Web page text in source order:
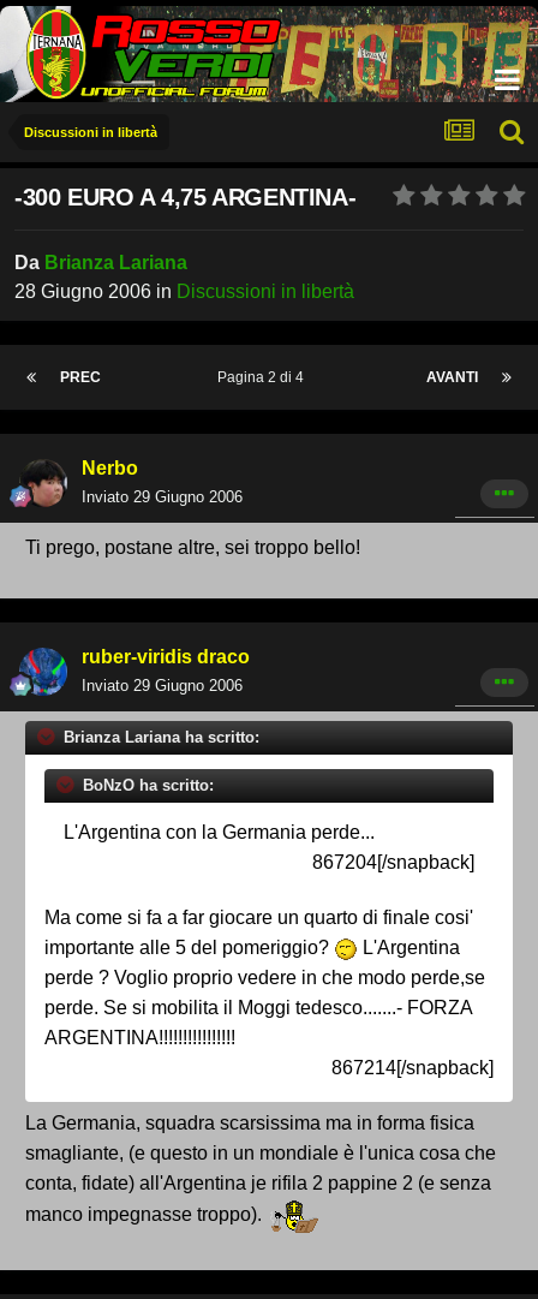
Discussioni in libertà
-300 EURO A 4,75 ARGENTINA-
Da Brianza Lariana
28 Giugno 2006 in Discussioni in libertà
PREC AVANTI
Pagina 2 di 4
Nerbo
Inviato 29 Giugno 2006
Ti prego, postane altre, sei troppo bello!
ruber-viridis draco
Inviato 29 Giugno 2006
Brianza Lariana ha scritto:
BoNzO ha scritto:
L'Argentina con la Germania perde...
867204[/snapback]
Ma come si fa a far giocare un quarto di finale cosi'
importante alle 5 del pomeriggio?
L'Argentina
perde ? Voglio proprio vedere in che modo perde,se
perde. Se si mobilita il Moggi tedesco.......- FORZA
ARGENTINA!!!!!!!!!!!!!!!!
867214[/snapback]
La Germania, squadra scarsissima ma in forma fisica
smagliante, (e questo in un mondiale è l'unica cosa che
conta, fidate) all'Argentina je rifila 2 pappine 2 (e senza
manco impegnasse troppo).